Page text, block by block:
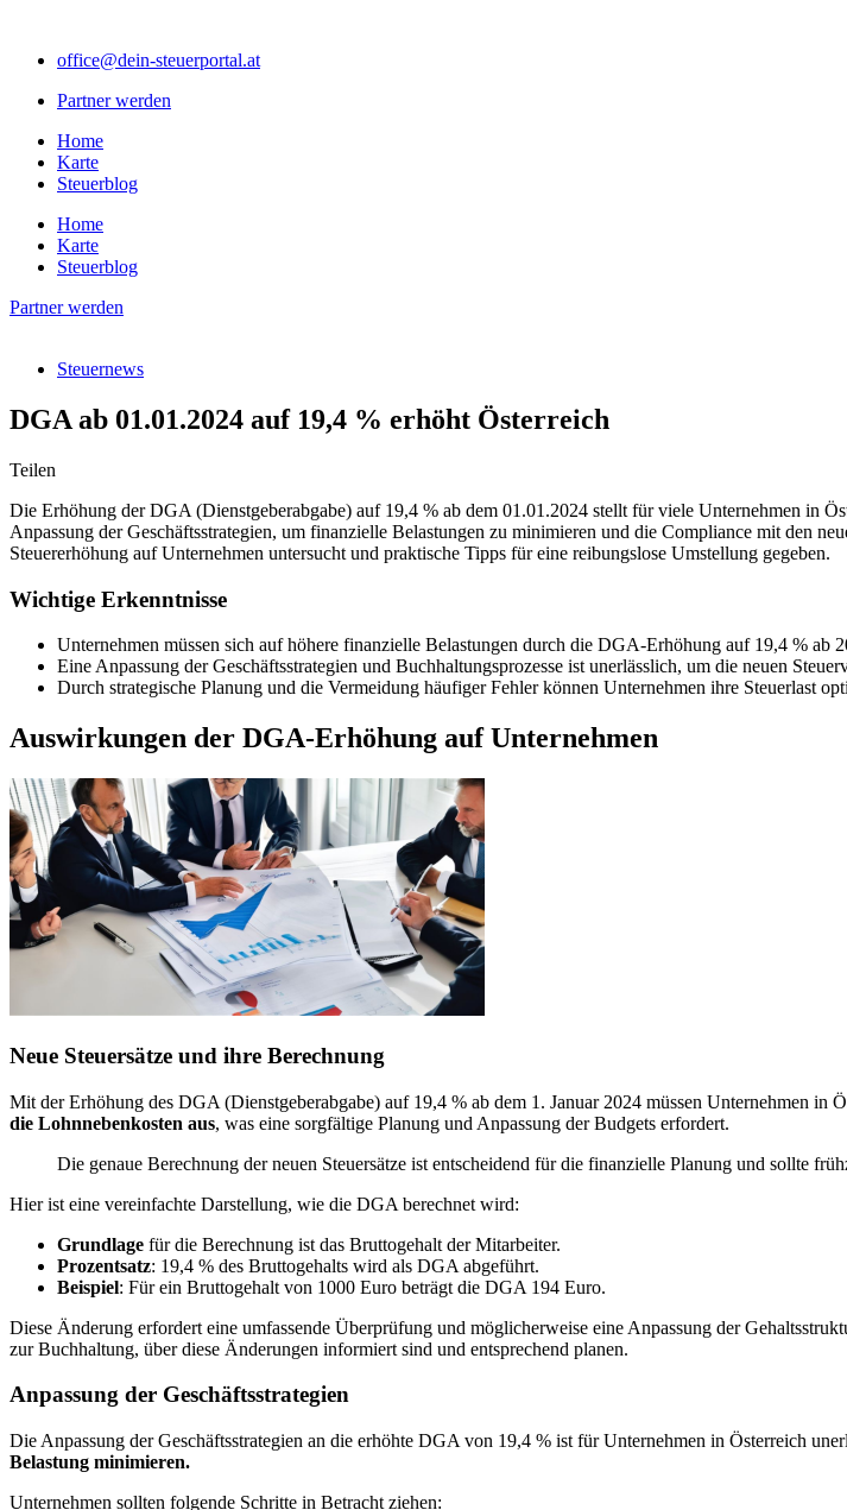
springenoffice@dein-steuerportal.at
Partner werden
Home
Karte
Steuerblog
Home
Karte
Steuerblog
Partner werden
Steuernews
DGA ab 01.01.2024 auf 19,4 % erhöht Österreich
Teilen
Die Erhöhung der DGA (Dienstgeberabgabe) auf 19,4 % ab dem 01.01.2024 stellt für viele Unternehmen in
Anpassung der Geschäftsstrategien, um finanzielle Belastungen zu minimieren und die Compliance mit den
Steuererhöhung auf Unternehmen untersucht und praktische Tipps für eine reibungslose Umstellung gegeben.
Wichtige Erkenntnisse
Unternehmen müssen sich auf höhere finanzielle Belastungen durch die DGA-Erhöhung auf 19,4 % ab
Eine Anpassung der Geschäftsstrategien und Buchhaltungsprozesse ist unerlässlich, um die neuen
Durch strategische Planung und die Vermeidung häufiger Fehler können Unternehmen ihre Steuerlast
Auswirkungen der DGA-Erhöhung auf Unternehmen
Neue Steuersätze und ihre Berechnung
Mit der Erhöhung des DGA (Dienstgeberabgabe) auf 19,4 % ab dem 1. Januar 2024 müssen Unternehmen in
die Lohnnebenkosten aus, was eine sorgfältige Planung und Anpassung der Budgets erfordert.
Die genaue Berechnung der neuen Steuersätze ist entscheidend für die finanzielle Planung und sollte
Hier ist eine vereinfachte Darstellung, wie die DGA berechnet wird:
Grundlage für die Berechnung ist das Bruttogehalt der Mitarbeiter.
Prozentsatz: 19,4 % des Bruttogehalts wird als DGA abgeführt.
Beispiel: Für ein Bruttogehalt von 1000 Euro beträgt die DGA 194 Euro.
Diese Änderung erfordert eine umfassende Überprüfung und möglicherweise eine Anpassung der
zur Buchhaltung, über diese Änderungen informiert sind und entsprechend planen.
Anpassung der Geschäftsstrategien
Die Anpassung der Geschäftsstrategien an die erhöhte DGA von 19,4 % ist für Unternehmen in Österreich
Belastung minimieren.
Unternehmen sollten folgende Schritte in Betracht ziehen: